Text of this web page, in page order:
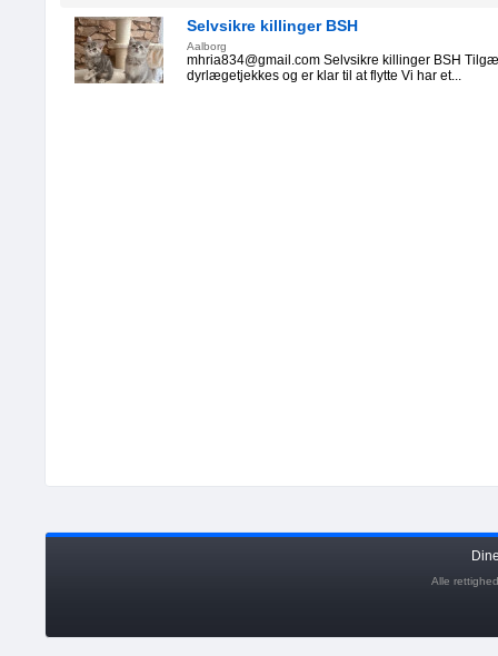
Selvsikre killinger BSH
Aalborg
mhria834@gmail.com Selvsikre killinger BSH
dyrlægetjekkes og er klar til at flytte Vi har et...
Alle